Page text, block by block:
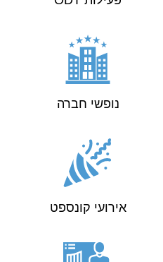
נופשי חברה
אירועי קונספט